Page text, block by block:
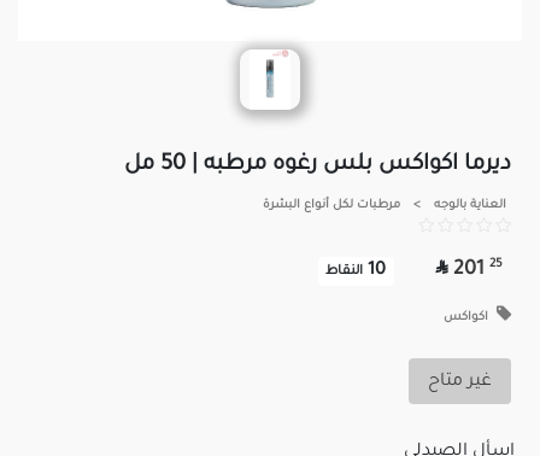
ديرما اكواكس بلس رغوه مرطبه | 50 مل
العناية بالوجه > مرطبات لكل أنواع البشرة
25
201

10 النقاط
اكواكس
غير متاح